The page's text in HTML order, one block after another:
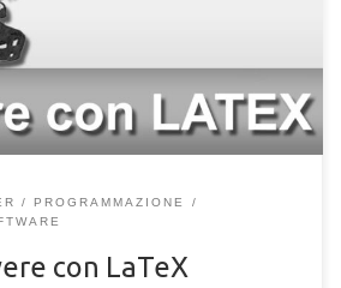
libri o articoli, la cui qualità è nettamente
normale programma di videoscrittura.
distinguere tra composizione
PROGRAMMAZIONE
con LaTeX